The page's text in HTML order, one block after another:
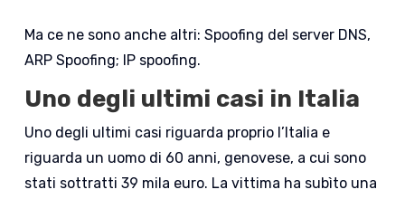
Ma ce ne sono anche altri: Spoofing del server DNS,
ARP Spoofing; IP spoofing.
Uno degli ultimi casi in Italia
Uno degli ultimi casi riguarda proprio l’Italia e
riguarda un uomo di 60 anni, genovese, a cui sono
stati sottratti 39 mila euro. La vittima ha subìto una